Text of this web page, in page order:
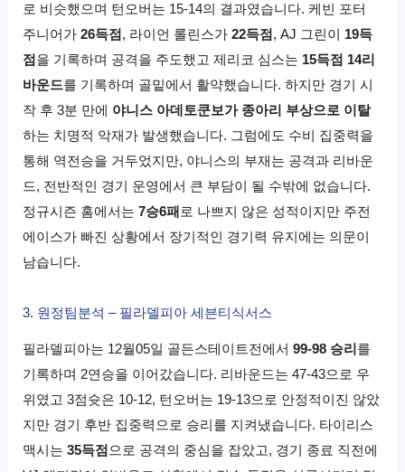
로 비슷했으며 턴오버는 15-14의 결과였습니다. 케빈 포터
주니어가26득점 , 라이언 롤린스가22득점 , AJ 그린이 19득
점 을 기록하며 공격을 주도했고 제리코 심스는 15득점 14리
바운드를 기록하며 골밑에서 활약했습니다. 하지만 경기 시
작 후 3분 만에 야니스 아데토쿤보가 종아리 부상으로 이탈
하는 치명적 악재가 발생했습니다. 그럼에도 수비 집중력을
통해 역전승을 거두었지만, 야니스의 부재는 공격과 리바운
드, 전반적인 경기 운영에서 큰 부담이 될 수밖에 없습니다.
정규시즌 홈에서는7승6패 로 나쁘지 않은 성적이지만 주전
에이스가 빠진 상황에서 장기적인 경기력 유지에는 의문이
남습니다.
3. 원정팀분석 – 필라델피아 세븐티식서스
필라델피아는 12월05일 골든스테이트전에서99-98 승리 를
기록하며 2연승을 이어갔습니다. 리바운드는 47-43으로 우
위였고 3점슛은 10-12, 턴오버는 19-13으로 안정적이진 않았
지만 경기 후반 집중력으로 승리를 지켜냈습니다. 타이리스
맥시는35득점 으로 공격의 중심을 잡았고, 경기 종료 직전에